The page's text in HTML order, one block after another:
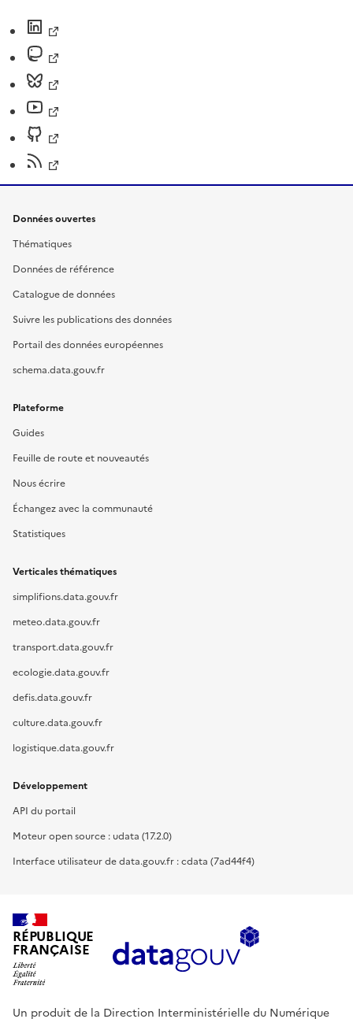
Données ouvertes
Thématiques
Données de référence
Catalogue de données
Suivre les publications des données
Portail des données européennes
schema.data.gouv.fr
Plateforme
Guides
Feuille de route et nouveautés
Nous écrire
Échangez avec la communauté
Statistiques
Verticales thématiques
simplifions.data.gouv.fr
meteo.data.gouv.fr
transport.data.gouv.fr
ecologie.data.gouv.fr
defis.data.gouv.fr
culture.data.gouv.fr
logistique.data.gouv.fr
Développement
API du portail
Moteur open source : udata (17.2.0)
Interface utilisateur de data.gouv.fr : cdata (7ad44f4)
RÉPUBLIQUE
FRANÇAISE
Un produit de la Direction Interministérielle du Numérique